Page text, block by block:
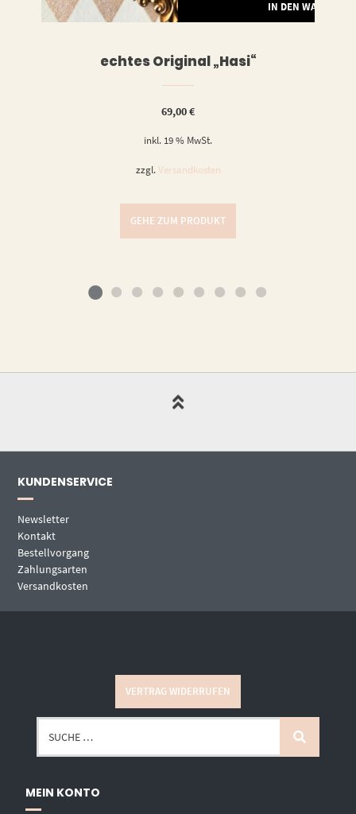
IN DEN
echtes Original „Hasi“
69,00€
inkl. 19 % MwSt.
zzgl. Versandkosten
GEHE ZUM PRODUKT
KUNDENSERVICE
Newsletter
Kontakt
Bestellvorgang
Zahlungsarten
Versandkosten
VERTRAG WIDERRUFEN
MEIN KONTO